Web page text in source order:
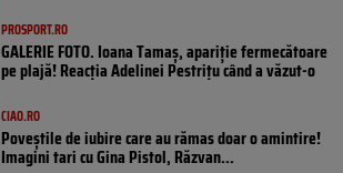
PROSPORT.RO
GALERIE FOTO. Ioana Tamaş, apariție fermecătoare
pe plajă! Reacția Adelinei Pestrițu când a văzut-o
CIAO.RO
Poveştile de iubire care au rămas doar o amintire!
Imagini tari cu Gina Pistol, Răzvan...